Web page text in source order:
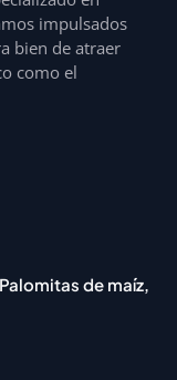
impulsados
bien de atraer
como el
de maíz,